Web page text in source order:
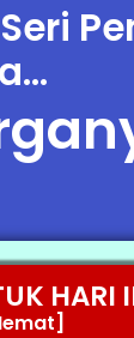
HARI